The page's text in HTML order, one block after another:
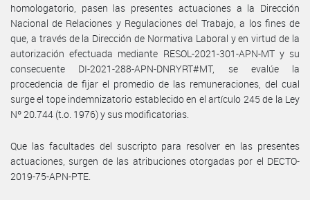
homologatorio, pasen las presentes actuaciones a la Dirección
Nacional de Relaciones y Regulaciones del Trabajo, a los fines de
que, a través de la Dirección de Normativa Laboral y en virtud de la
autorización efectuada mediante RESOL-2021-301-APN-MT y su
consecuente DI-2021-288-APN-DNRYRT#MT, se evalúe la
procedencia de fijar el promedio de las remuneraciones, del cual
surge el tope indemnizatorio establecido en el artículo 245 de la Ley
Nº 20.744 (t.o. 1976) y sus modificatorias.
Que las facultades del suscripto para resolver en las presentes
actuaciones, surgen de las atribuciones otorgadas por el DECTO-
2019-75-APN-PTE.